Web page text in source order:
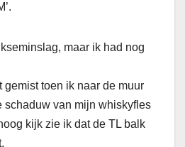
maar ik had nog
gemist toen ik naar de muur
schaduw van mijn whiskyfles
kijk zie ik dat de TL balk